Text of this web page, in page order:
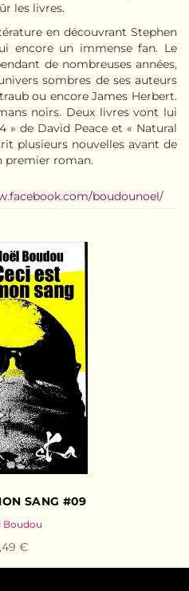
les livres.
en découvrant Stephen
encore un immense fan. Le
de nombreuses années,
sombres de ses auteurs
ou encore James Herbert.
noirs. Deux livres vont lui
» de David Peace et « Natural
plusieurs nouvelles avant de
premier roman.
boudounoel/
SANG #09
Boudou
€